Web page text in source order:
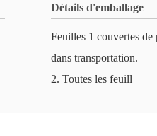
Détails d'emballage
Feuilles 1 couvertes
dans transportation.
2. Toutes les feuill